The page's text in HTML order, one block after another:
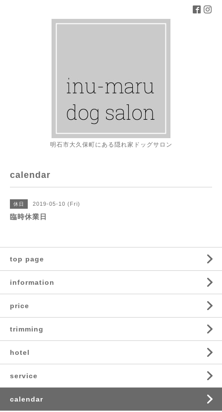
明石市大久保町にある隠れ家ドッグサロン
calendar
休日 2019-05-10 (Fri)
臨時休業日
top page
information
price
trimming
hotel
service
calendar